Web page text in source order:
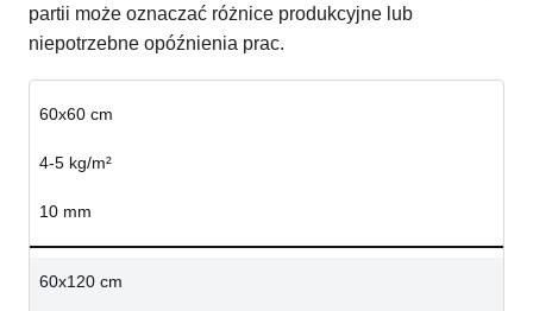
partii może oznaczać różnice produkcyjne lub
niepotrzebne opóźnienia prac.
60x60 cm
4-5 kg/m²
10 mm
60x120 cm